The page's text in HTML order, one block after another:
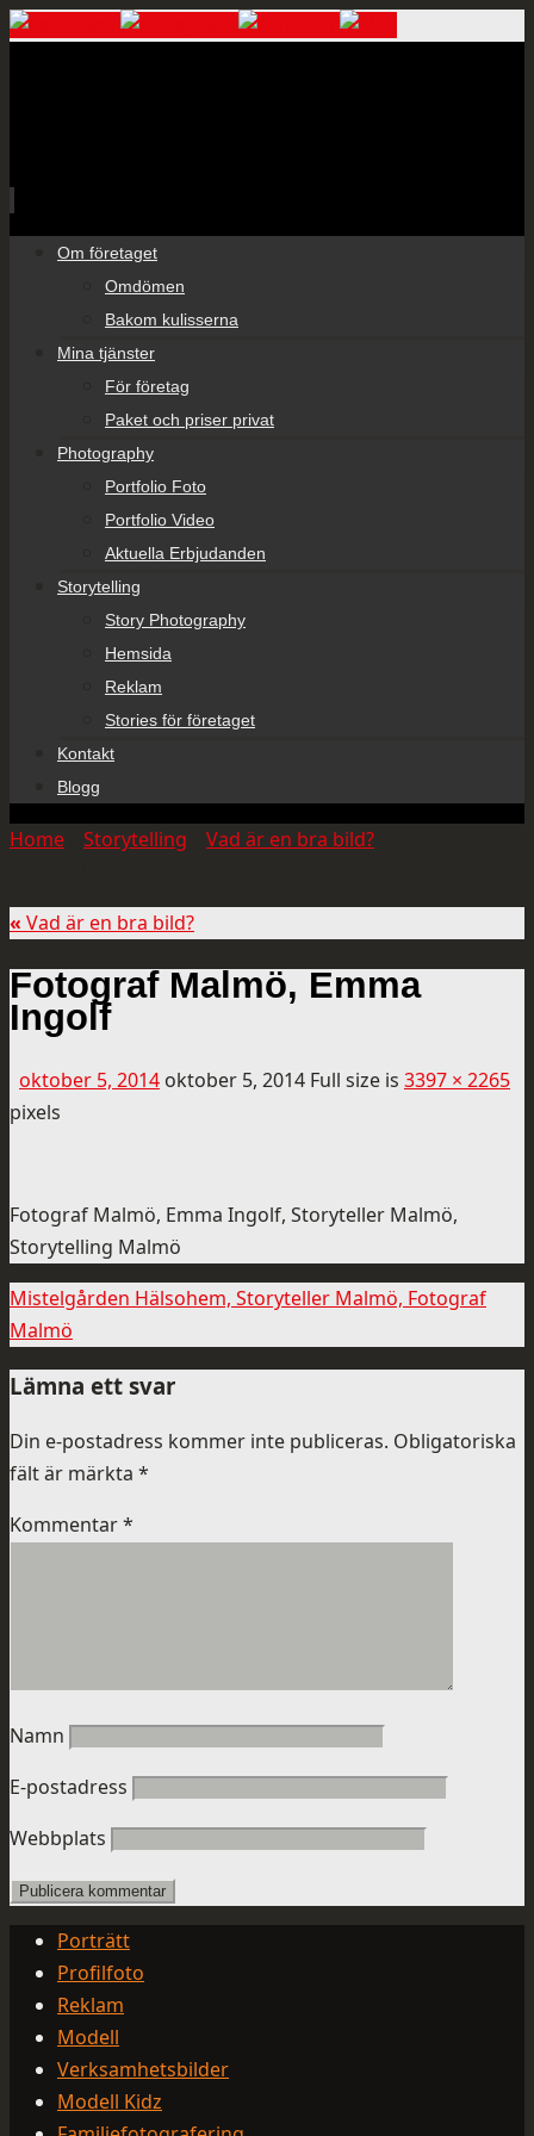
Om företaget
Omdömen
Bakom kulisserna
Mina tjänster
För företag
Paket och priser privat
Photography
Portfolio Foto
Portfolio Video
Aktuella Erbjudanden
Storytelling
Story Photography
Hemsida
Reklam
Stories för företaget
Kontakt
Blogg
Home Storytelling Vad är en bra bild?
« Vad är en bra bild?
Fotograf Malmö, Emma
Ingolf
oktober 5, 2014 oktober 5, 2014 Full size is 3397 × 2265
pixels
Fotograf Malmö, Emma Ingolf, Storyteller Malmö,
Storytelling Malmö
Mistelgården Hälsohem, Storyteller Malmö, Fotograf
Malmö
Lämna ett svar
Din e-postadress kommer inte publiceras. Obligatoriska
fält är märkta *
Kommentar*
Namn
E-postadress
Webbplats
Porträtt
Profilfoto
Reklam
Modell
Verksamhetsbilder
Modell Kidz